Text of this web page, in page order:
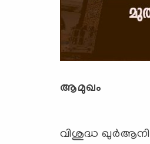
ആമുഖം
വിശുദ്ധ